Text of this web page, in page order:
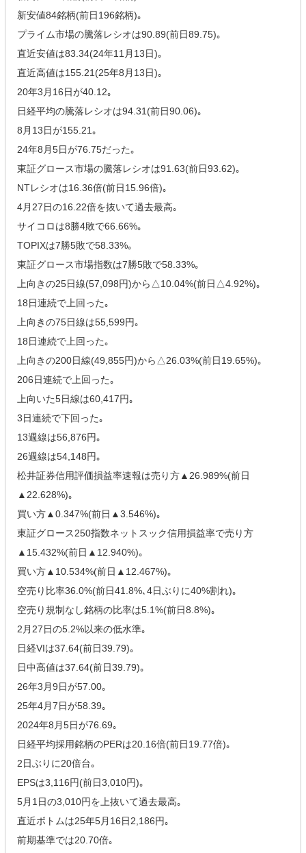
新安値84銘柄(前日196銘柄)｡
プライム市場の騰落レシオは90.89(前日89.75)｡
直近安値は83.34(24年11月13日)｡
直近高値は155.21(25年8月13日)｡
20年3月16日が40.12｡
日経平均の騰落レシオは94.31(前日90.06)｡
8月13日が155.21｡
24年8月5日が76.75だった｡
東証グロース市場の騰落レシオは91.63(前日93.62)｡
NTレシオは16.36倍(前日15.96倍)｡
4月27日の16.22倍を抜いて過去最高｡
サイコロは8勝4敗で66.66%｡
TOPIXは7勝5敗で58.33%｡
東証グロース市場指数は7勝5敗で58.33%｡
上向きの25日線(57,098円)から△10.04%(前日△4.92%)｡
18日連続で上回った｡
上向きの75日線は55,599円｡
18日連続で上回った｡
上向きの200日線(49,855円)から△26.03%(前日19.65%)｡
206日連続で上回った｡
上向いた5日線は60,417円｡
3日連続で下回った｡
13週線は56,876円｡
26週線は54,148円｡
松井証券信用評価損益率速報は売り方▲26.989%(前日
▲22.628%)｡
買い方▲0.347%(前日▲3.546%)｡
東証グロース250指数ネットスック信用損益率で売り方
▲15.432%(前日▲12.940%)｡
買い方▲10.534%(前日▲12.467%)｡
空売り比率36.0%(前日41.8%､4日ぶりに40%割れ)｡
空売り規制なし銘柄の比率は5.1%(前日8.8%)｡
2月27日の5.2%以来の低水準｡
日経VIは37.64(前日39.79)｡
日中高値は37.64(前日39.79)｡
26年3月9日が57.00｡
25年4月7日が58.39｡
2024年8月5日が76.69｡
日経平均採用銘柄のPERは20.16倍(前日19.77倍)｡
2日ぶりに20倍台｡
EPSは3,116円(前日3,010円)｡
5月1日の3,010円を上抜いて過去最高｡
直近ボトムは25年5月16日2,186円｡
前期基準では20.70倍｡